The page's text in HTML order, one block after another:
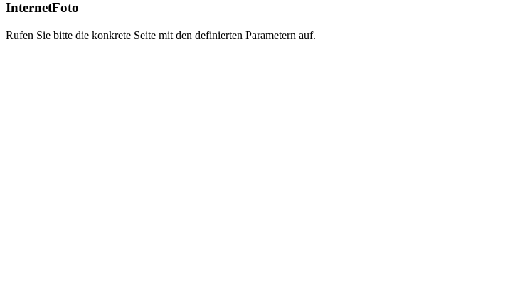
InternetFoto
Rufen Sie bitte die konkrete Seite mit den definierten Parametern auf.